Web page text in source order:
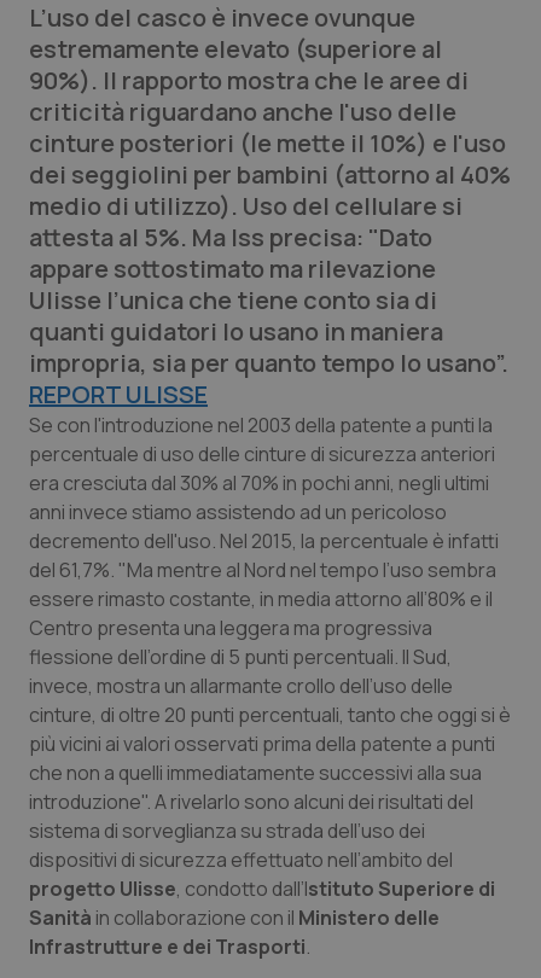
QS Pro
Professionisti Sanitari.AI
Abruzzo
Basilicata
Calabria
Campania
Emilia-Romagna
Friuli Venezia Giulia
Lazio
Liguria
Lombardia
Marche
Molise
Piemonte
Provincia Autonoma di Bolzano
QS Pro Gold
Artrite & artrosi
Asma & BPCO
Car-T
Colesterolo & coronaropatie
Dermatite Atopica
Diabete & glucometri
Disturbi dell’umore
Dolore
Donna & Salute
Epatiti
HIV
Infezioni & Febbre
QS Club Newsletter
L’uso del casco è invece ovunque
estremamente elevato (superiore al
90%). Il rapporto mostra che le aree di
criticità riguardano anche l'uso delle
cinture posteriori (le mette il 10%) e l'uso
dei seggiolini per bambini (attorno al 40%
medio di utilizzo). Uso del cellulare si
attesta al 5%. Ma Iss precisa: "Dato
appare sottostimato ma rilevazione
Ulisse l’unica che tiene conto sia di
quanti guidatori lo usano in maniera
impropria, sia per quanto tempo lo usano”.
REPORT ULISSE
Se con l'introduzione nel 2003 della patente a punti la
percentuale di uso delle cinture di sicurezza anteriori
era cresciuta dal 30% al 70% in pochi anni, negli ultimi
anni invece stiamo assistendo ad un pericoloso
decremento dell'uso. Nel 2015, la percentuale è infatti
del 61,7%. "Ma mentre al Nord nel tempo l’uso sembra
essere rimasto costante, in media attorno all’80% e il
Centro presenta una leggera ma progressiva
flessione dell’ordine di 5 punti percentuali. Il Sud,
invece, mostra un allarmante crollo dell’uso delle
cinture, di oltre 20 punti percentuali, tanto che oggi si è
più vicini ai valori osservati prima della patente a punti
che non a quelli immediatamente successivi alla sua
introduzione". A rivelarlo sono alcuni dei risultati del
sistema di sorveglianza su strada dell’uso dei
dispositivi di sicurezza effettuato nell’ambito del
progetto Ulisse, condotto dall’Istituto Superiore di
Sanità in collaborazione con il Ministero delle
Infrastrutture e dei Trasporti.